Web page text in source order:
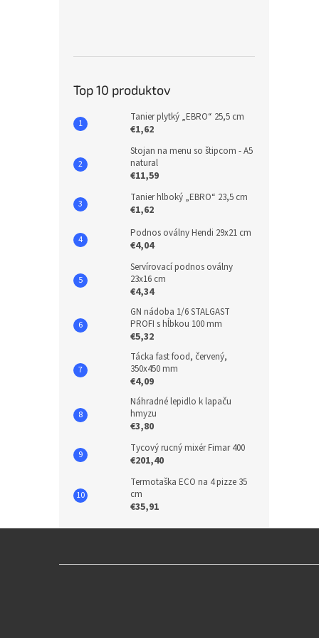
Top 10 produktov
Tanier plytký „EBRO“ 25,5 cm
€1,62
Stojan na menu so štipcom - A5
natural
€11,59
Tanier hlboký „EBRO“ 23,5 cm
€1,62
Podnos oválny Hendi 29x21 cm
€4,04
Servírovací podnos oválny
23x16 cm
€4,34
GN nádoba 1/6 STALGAST
PROFI s hĺbkou 100 mm
€5,32
Tácka fast food, červený,
350x450 mm
€4,09
Náhradné lepidlo k lapaču
hmyzu
€3,80
Tycový rucný mixér Fimar 400
€201,40
Termotaška ECO na 4 pizze 35
cm
€35,91